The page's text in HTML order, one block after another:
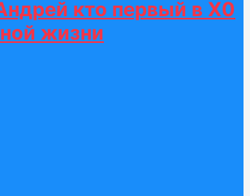
кто первый в Х0
жизни